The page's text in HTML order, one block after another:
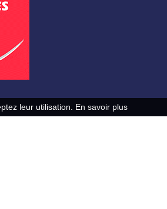
leur utilisation. En savoir plus